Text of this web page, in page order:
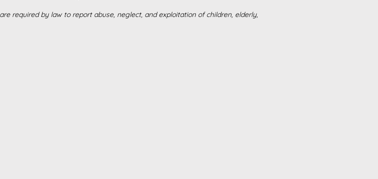
required by law to report abuse, neglect, and exploitation of children, elderly,